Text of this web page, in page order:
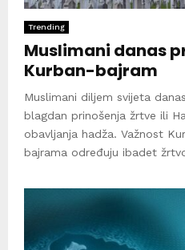
Trending
Muslimani danas
Kurban-bajram
Muslimani diljem svijeta
blagdan prinošenja žrtve ili
obavljanja hadža. Važnost
bajrama određuju ibadet